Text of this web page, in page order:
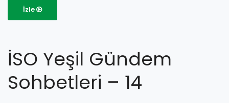
İzle
İSO Yeşil Gündem
Sohbetleri – 14